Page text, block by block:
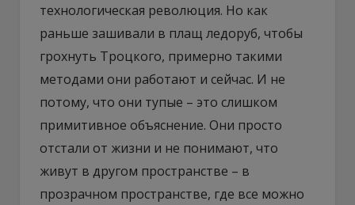
технологическая революция. Но как
раньше зашивали в плащ ледоруб, чтобы
грохнуть Троцкого, примерно такими
методами они работают и сейчас. И не
потому, что они тупые – это слишком
примитивное объяснение. Они просто
отстали от жизни и не понимают, что
живут в другом пространстве – в
прозрачном пространстве, где все можно